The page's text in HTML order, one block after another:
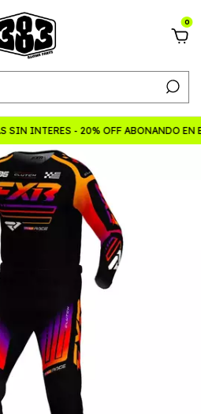
0
INTERES - 20% OFF ABONANDO EN